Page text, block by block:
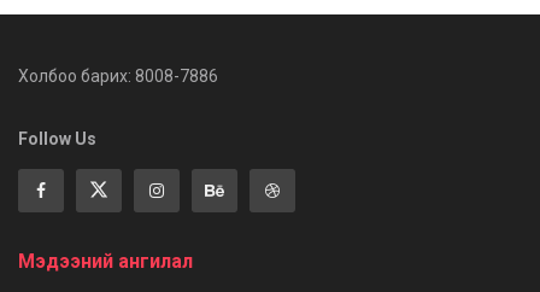
Холбоо барих: 8008-7886
Follow Us
Мэдээний ангилал